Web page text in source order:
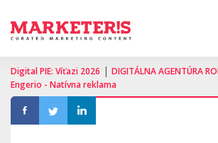
Digital PIE: Víťazi 2026 | DIGITÁLNA AGENTÚRA
Engerio - Natívna reklama